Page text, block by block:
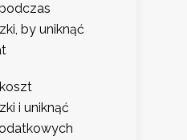
by uniknąć
i uniknąć